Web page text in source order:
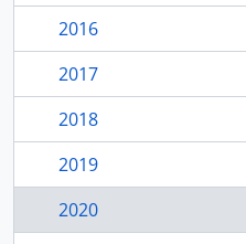
2016
2017
2018
2019
2020